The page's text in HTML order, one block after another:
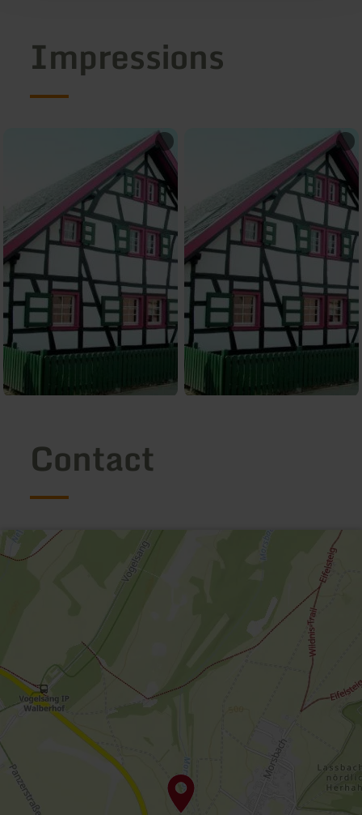
Impressions
Contact